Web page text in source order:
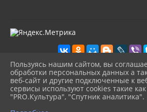
2026 г. kultura-uvat.ru
Вход
Карта сайта
Политика обработки персональных
Пользуясь нашим сайтом, вы
обработки персональных данных а
веб-сайт и другие подключенные к
сервисы используют cookies такие как
"PRO.Культура", "Спутник аналитика".